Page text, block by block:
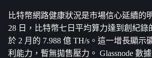
比特幣網路健康狀況是市場信心延續的
28 日，比特幣七日平均算力達到創紀錄
於 2 月的 7.988 億 TH/s。這一增長顯示
利能力，暫無拋售壓力。 Glassnode 數